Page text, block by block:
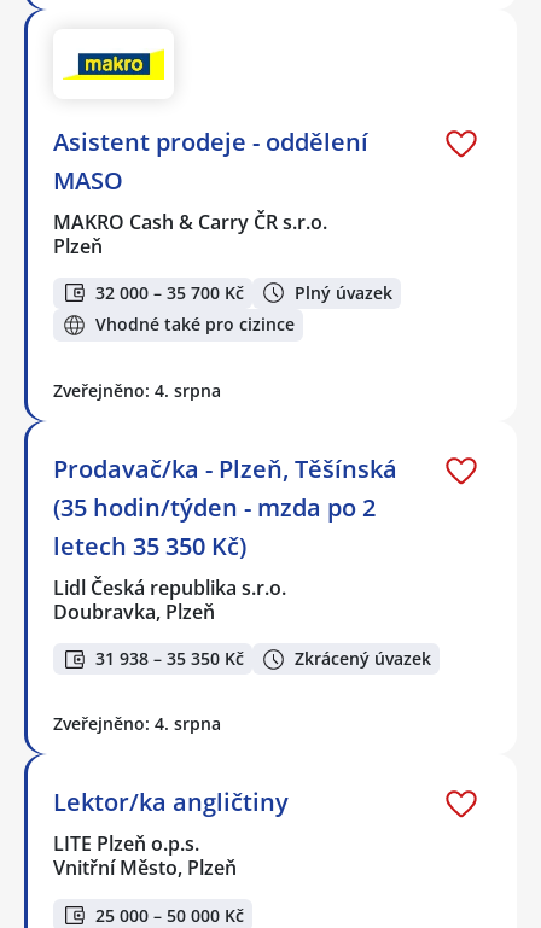
Asistent prodeje - oddělení
MASO
MAKRO Cash & Carry ČR s.r.o.
Plzeň
32 000 – 35 700 Kč
Plný úvazek
Vhodné také pro cizince
Zveřejněno: 4. srpna
Prodavač/ka - Plzeň, Těšínská
(35 hodin/týden - mzda po 2
letech 35 350 Kč)
Lidl Česká republika s.r.o.
Doubravka, Plzeň
31 938 – 35 350 Kč Zkrácený úvazek
Zveřejněno: 4. srpna
Lektor/ka angličtiny
LITE Plzeň o.p.s.
Vnitřní Město, Plzeň
25 000 – 50 000 Kč